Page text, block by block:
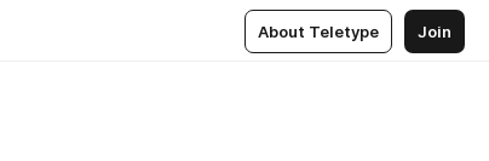
About Teletype Join